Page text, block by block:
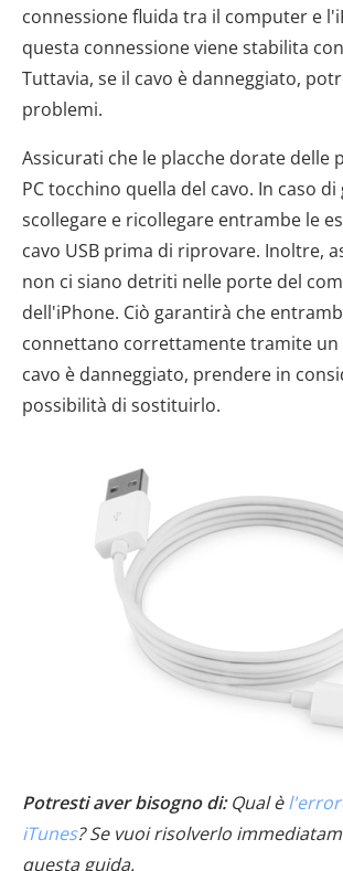
connessione fluida tra il computer e
questa connessione viene stabilita
Tuttavia, se il cavo è danneggiato,
problemi.
Assicurati che le placche dorate delle
PC tocchino quella del cavo. In caso di
scollegare e ricollegare entrambe le
cavo USB prima di riprovare. Inoltre,
non ci siano detriti nelle porte del
dell'iPhone. Ciò garantirà che
connettano correttamente tramite un
cavo è danneggiato, prendere in
possibilità di sostituirlo.
Potresti aver bisogno di:Qual è
iTunes? Se vuoi risolverlo
questa guida.